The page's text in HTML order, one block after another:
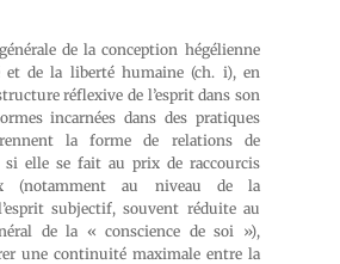
de la conception hégélienne
et de la liberté humaine (ch. i), en
réflexive de l’esprit dans son
incarnées dans des pratiques
la forme de relations de
si elle se fait au prix de raccourcis
(notamment au niveau de la
subjectif, souvent réduite au
de la « conscience de soi »),
une continuité maximale entre la